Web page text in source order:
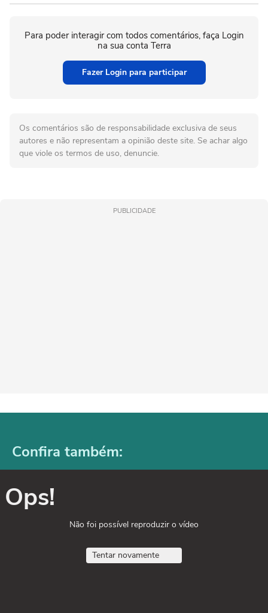
Para poder interagir com todos comentários, faça Login
na sua conta Terra
Fazer Login para participar
Os comentários são de responsabilidade exclusiva de seus
autores e não representam a opinião deste site. Se achar algo
que viole os termos de uso, denuncie.
PUBLICIDADE
Confira também:
Ops!
Não foi possível reproduzir o vídeo
Tentar novamente